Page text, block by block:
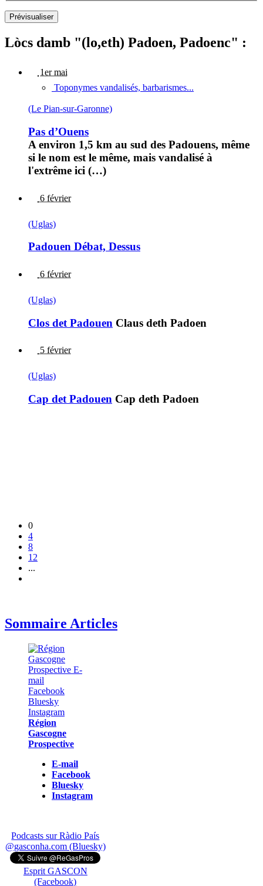
Lòcs damb "(lo,eth) Padoen, Padoenc" :
1er mai
Toponymes vandalisés, barbarismes...
(Le Pian-sur-Garonne)
Pas d’Ouens
A environ 1,5 km au sud des Padouens, même
si le nom est le même, mais vandalisé à
l'extrême ici (…)
6 février
(Uglas)
Padouen Débat, Dessus
6 février
(Uglas)
Clos det Padouen Claus deth Padoen
5 février
(Uglas)
Cap det Padouen Cap deth Padoen
0
4
8
12
...
Sommaire Articles
Région
Gascogne
Prospective
E-mail
Facebook
Bluesky
Instagram
Podcasts sur Ràdio País
@gasconha.com (Bluesky)
Esprit GASCON
(Facebook)